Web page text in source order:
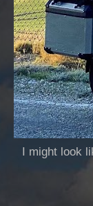
I might look